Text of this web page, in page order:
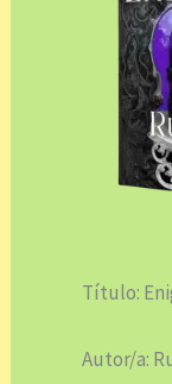
Título:
Autor/a: